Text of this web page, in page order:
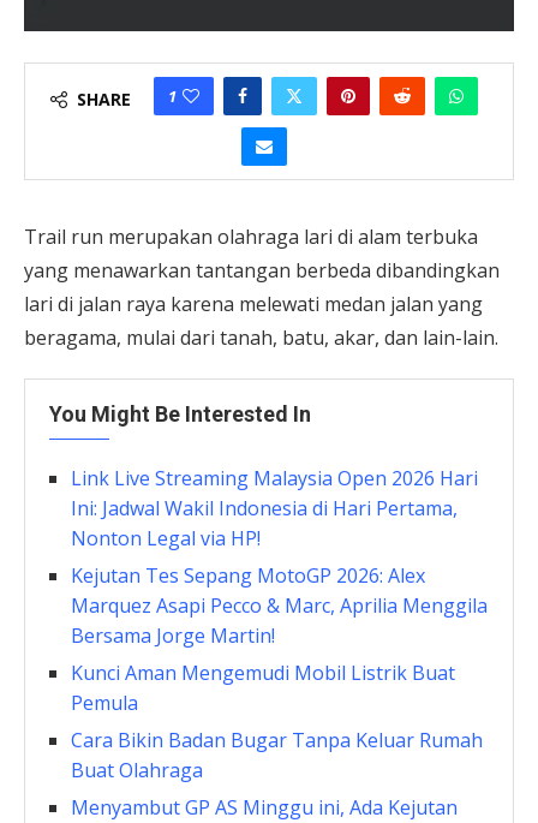
SHARE 1
Trail run merupakan olahraga lari di alam terbuka
yang menawarkan tantangan berbeda dibandingkan
lari di jalan raya karena melewati medan jalan yang
beragama, mulai dari tanah, batu, akar, dan lain-lain.
You Might Be Interested In
Link Live Streaming Malaysia Open 2026 Hari
Ini: Jadwal Wakil Indonesia di Hari Pertama,
Nonton Legal via HP!
Kejutan Tes Sepang MotoGP 2026: Alex
Marquez Asapi Pecco & Marc, Aprilia Menggila
Bersama Jorge Martin!
Kunci Aman Mengemudi Mobil Listrik Buat
Pemula
Cara Bikin Badan Bugar Tanpa Keluar Rumah
Buat Olahraga
Menyambut GP AS Minggu ini, Ada Kejutan